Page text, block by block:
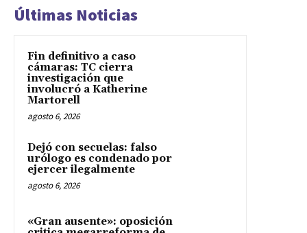
Últimas Noticias
Fin definitivo a caso
cámaras: TC cierra
investigación que
involucró a Katherine
Martorell
agosto 6, 2026
Dejó con secuelas: falso
urólogo es condenado por
ejercer ilegalmente
agosto 6, 2026
«Gran ausente»: oposición